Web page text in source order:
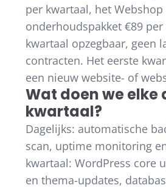
per kwartaal, het Webshop
onderhoudspakket €89
kwartaal opzegbaar, geen
contracten. Het eerste
een nieuw website- of
Wat doen we elke
kwartaal?
Dagelijks: automatische
scan, uptime monitoring
kwartaal: WordPress core
en thema-updates,